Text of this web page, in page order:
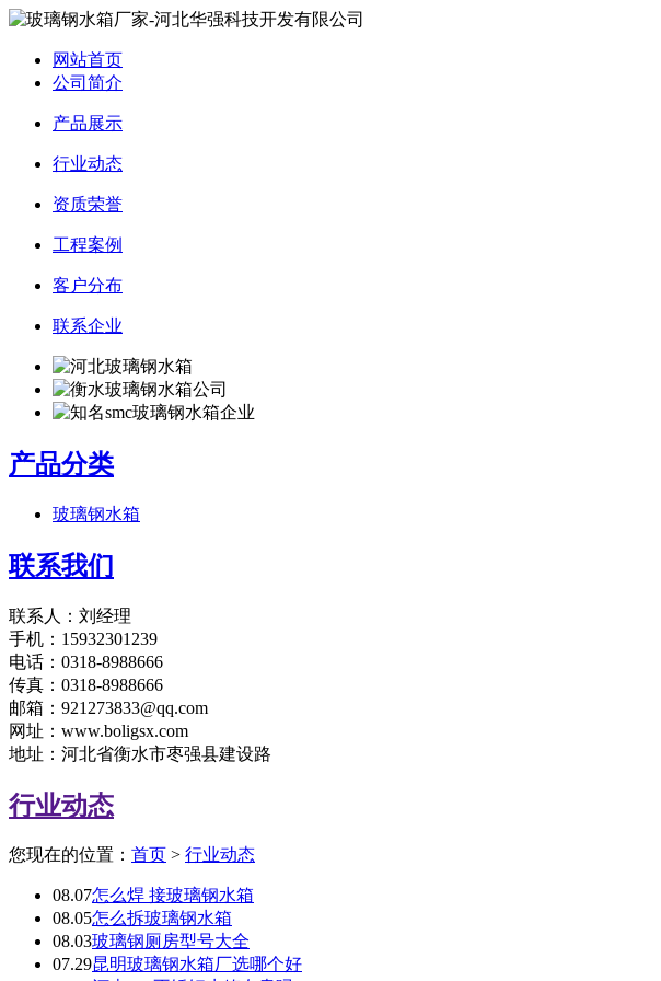
网站首页
公司简介
产品展示
行业动态
资质荣誉
工程案例
客户分布
联系企业
产品分类
玻璃钢水箱
联系我们
联系人：刘经理
手机：15932301239
电话：0318-8988666
传真：0318-8988666
邮箱：921273833@qq.com
网址：www.boligsx.com
地址：河北省衡水市枣强县建设路
行业动态
您现在的位置： 首页 > 行业动态
08.07怎么焊 接玻璃钢水箱
08.05怎么拆玻璃钢水箱
08.03玻璃钢厕房型号大全
07.29昆明玻璃钢水箱厂选哪个好